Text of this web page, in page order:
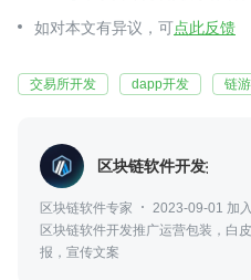
如对本文有异议，可点此反馈
交易所开发 dapp开发 链
区块链软件开发推广运
区块链软件专家
2023-09-01 加入
区块链软件开发推广运营包装，白
报，宣传文案